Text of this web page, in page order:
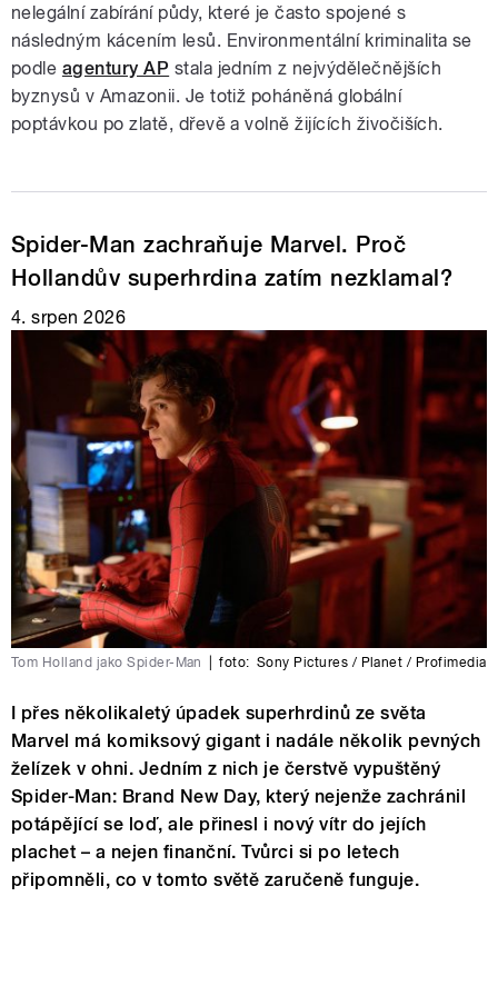
nelegální zabírání půdy, které je často spojené s
následným kácením lesů. Environmentální kriminalita se
podle agentury AP stala jedním z nejvýdělečnějších
byznysů v Amazonii. Je totiž poháněná globální
poptávkou po zlatě, dřevě a volně žijících živočiších.
Spider-Man zachraňuje Marvel. Proč
Hollandův superhrdina zatím nezklamal?
4. srpen 2026
Tom Holland jako Spider-Man foto: Sony Pictures / Planet / Profimedia
I přes několikaletý úpadek superhrdinů ze světa
Marvel má komiksový gigant i nadále několik pevných
želízek v ohni. Jedním z nich je čerstvě vypuštěný
Spider-Man: Brand New Day, který nejenže zachránil
potápějící se loď, ale přinesl i nový vítr do jejích
plachet – a nejen finanční. Tvůrci si po letech
připomněli, co v tomto světě zaručeně funguje.